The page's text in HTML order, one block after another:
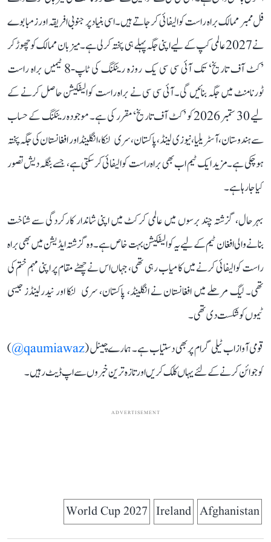
فل ممبر ممالک براہ راست کوالیفائی کر جاتے ہیں۔ اسی بنیاد پر جنوبی افریقہ اور زمبابوے
نے 2027 عالمی کپ کے لیے اپنی جگہ پہلے ہی پختہ کر لی ہے۔ میزبان ممالک کو چھوڑ کر
’کٹ آف تاریخ‘ تک آئی سی سی یک روزہ رینکنگ کی ٹاپ-8 ٹیمیں براہ راست
ٹورنامنٹ میں جگہ بنائیں گی۔ آئی سی سی نے براہ راست کوالیفکیشن حاصل کرنے کے
لیے 30 ستمبر 2026 کو ’کٹ آف تاریخ‘ مقرر کی ہے۔ موجودہ رینکنگ کے حساب
سے ہندوستان، آسٹریلیا، نیوزی لینڈ، پاکستان، سری لنکا، انگلینڈ اور افغانستان کی جگہ پختہ
ہو چکی ہے۔ مزید ایک ٹیم اب بھی براہ راست کوالیفائی کر سکتی ہے، جسے بنگلہ دیش تصور
کیا جا رہا ہے۔
بہرحال، گزشتہ چند برسوں میں عالمی کرکٹ میں اپنی شاندار کارکردگی سے شناخت
بنانے والی افغان ٹیم کے لیے یہ کوالیفکیشن بہت خاص ہے۔ وہ گزشتہ ایڈیشن میں بھی براہ
راست کوالیفائی کرنے میں کامیاب رہی تھی، جہاں اس نے چھٹے مقام پر اپنی مہم ختم کی
تھی۔ لیگ مرحلے میں افغانستان نے انگلینڈ، پاکستان، سری لنکا اور نیدرلینڈز جیسی
ٹیموں کو شکست دی تھی۔
قومی آواز اب ٹیلی گرام پر بھی دستیاب ہے۔ ہمارے چینل (qaumiawaz@
)
کو جوائن کرنے کے لئے یہاں کلک کریں اور تازہ ترین خبروں سے اپ ڈیٹ رہیں۔
ADVERTISEMENT
Afghanistan
Ireland
World Cup 2027